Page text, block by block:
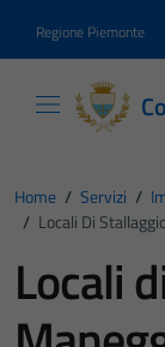
Regione Piemonte
Home / Servizi /
/ Locali Di
Locali